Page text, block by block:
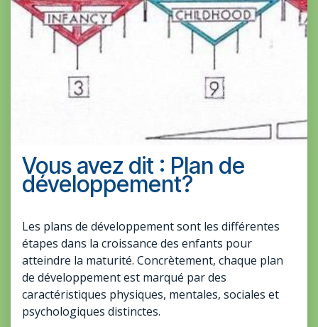
Vous avez dit : Plan de
développement?
Les plans de développement sont les différentes
étapes dans la croissance des enfants pour
atteindre la maturité. Concrètement, chaque plan
de développement est marqué par des
caractéristiques physiques, mentales, sociales et
psychologiques distinctes.